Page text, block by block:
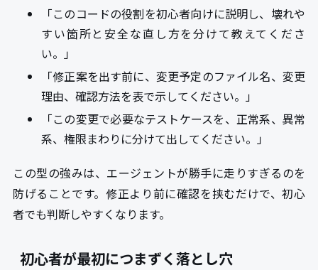
「このコードの役割を初心者向けに説明し、壊れや
すい箇所と安全な直し方を分けて教えてくださ
い。」
「修正案を出す前に、変更予定のファイル名、変更
理由、確認方法を表で示してください。」
「この変更で必要なテストケースを、正常系、異常
系、権限まわりに分けて出してください。」
この型の強みは、エージェントが勝手に走りすぎるのを
防げることです。修正より前に確認を挟むだけで、初心
者でも判断しやすくなります。
初心者が最初につまずく落とし穴